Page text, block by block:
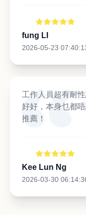
fung LI
2026-05-23
工作人員超有耐
好好，本身乜都
推薦！
Kee Lun Ng
2026-03-30